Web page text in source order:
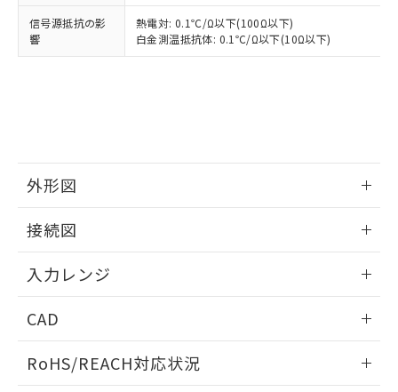
信号源抵抗の影
響
熱電対: 0.1℃/Ω以下(100Ω以下)
白金測温抵抗体: 0.1℃/Ω以下(10Ω以下)
外形図
接続図
入力レンジ
CAD
ドすることができます。
RoHS/REACH対応状況